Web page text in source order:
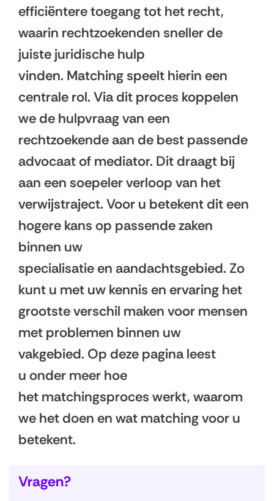
efficiëntere toegang tot het recht,
waarin rechtzoekenden sneller de
juiste juridische hulp
vinden. Matching speelt hierin een
centrale rol. Via dit proces koppelen
we de hulpvraag van een
rechtzoekende aan de best passende
advocaat of mediator. Dit draagt bij
aan een soepeler verloop van het
verwijstraject. Voor u betekent dit een
hogere kans op passende zaken
binnen uw
specialisatie en aandachtsgebied. Zo
kunt u met uw kennis en ervaring het
grootste verschil maken voor mensen
met problemen binnen uw
vakgebied. Op deze pagina leest
u onder meer hoe
het matchingsproces werkt, waarom
we het doen en wat matching voor u
betekent.
Vragen?